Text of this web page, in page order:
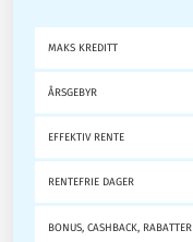
MAKS KREDITT
ÅRSGEBYR
EFFEKTIV RENTE
RENTEFRIE DAGER
BONUS, CASHBACK, RABATTER